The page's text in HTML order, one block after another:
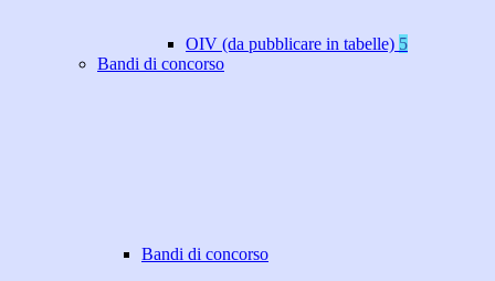
OIV (da pubblicare in tabelle) 5
Bandi di concorso
Bandi di concorso